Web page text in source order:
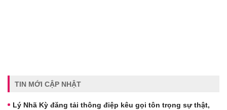
TIN MỚI CẬP NHẬT
Lý Nhã Kỳ đăng tải thông điệp kêu gọi tôn trọng sự thật,